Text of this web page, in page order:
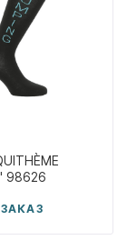
98626